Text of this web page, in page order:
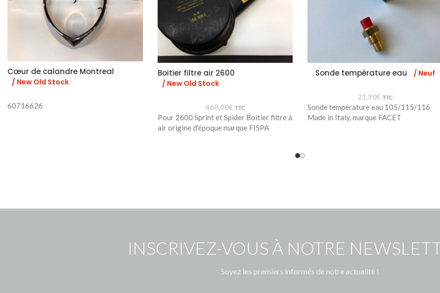
Cœur de calandre Montreal
/ New Old Stock
60716626
Boitier filtre air 2600
/ New Old Stock
468,00€ TTC
Pour 2600 Sprint et Spider Boitier filtre à
air origine d'époque marque FISPA
Sonde température eau / Neuf
21,90€ TTC
Sonde température eau 105/115/116
Made in Italy, marque FACET
INSCRIVEZ-VOUS À NOTRE
Soyez les premiers informés de notre actualité !